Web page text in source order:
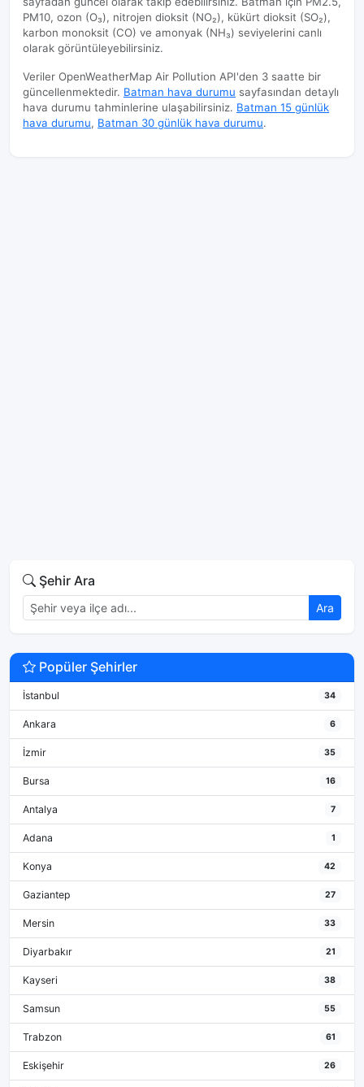
PM10, ozon (O₃), nitrojen dioksit (NO₂), kükürt dioksit (SO₂),
karbon monoksit (CO) ve amonyak (NH₃) seviyelerini canlı
olarak görüntüleyebilirsiniz.
Veriler OpenWeatherMap Air Pollution API'den 3 saatte bir
güncellenmektedir. Batman hava durumu sayfasından detaylı
hava durumu tahminlerine ulaşabilirsiniz. Batman 15 günlük
hava durumu, Batman 30 günlük hava durumu.
Şehir Ara
Ara
Popüler Şehirler
İstanbul 34
Ankara 6
İzmir 35
Bursa 16
Antalya 7
Adana 1
Konya 42
Gaziantep 27
Mersin 33
Diyarbakır 21
Kayseri 38
Samsun 55
Trabzon 61
Eskişehir 26